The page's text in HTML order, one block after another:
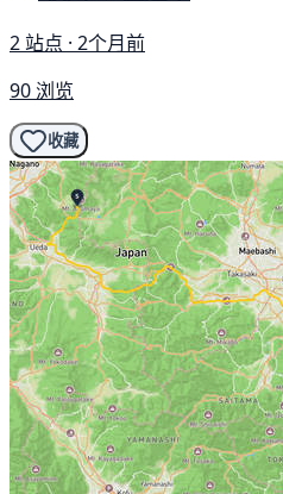
2 站点 · 2个月前
90 浏览
收藏